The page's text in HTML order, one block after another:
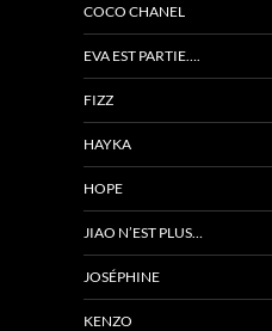
COCO CHANEL
EVA EST PARTIE….
FIZZ
HAYKA
HOPE
JIAO N’EST PLUS…
JOSÉPHINE
KENZO